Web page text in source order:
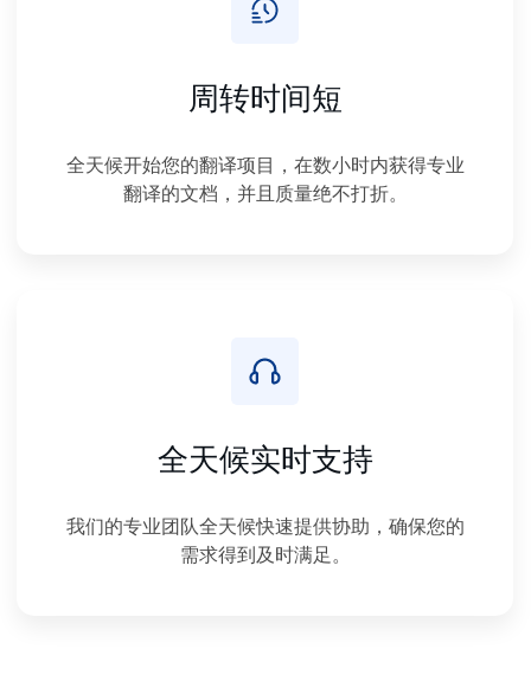
周转时间短
全天候开始您的翻译项目，在数小时内获得专业
翻译的文档，并且质量绝不打折。
全天候实时支持
我们的专业团队全天候快速提供协助，确保您的
需求得到及时满足。